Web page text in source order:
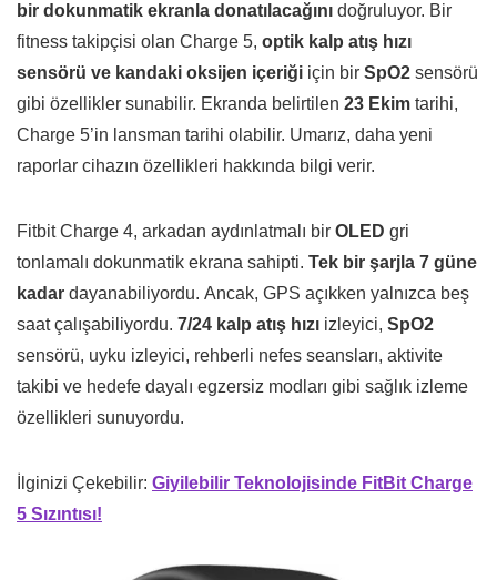
bir dokunmatik ekranla donatılacağını doğruluyor. Bir
fitness takipçisi olan Charge 5, optik kalp atış hızı
sensörü ve kandaki oksijen içeriği için bir SpO2 sensörü
gibi özellikler sunabilir. Ekranda belirtilen 23 Ekim tarihi,
Charge 5’in lansman tarihi olabilir. Umarız, daha yeni
raporlar cihazın özellikleri hakkında bilgi verir.
Fitbit Charge 4, arkadan aydınlatmalı bir OLED gri
tonlamalı dokunmatik ekrana sahipti. Tek bir şarjla 7 güne
kadar dayanabiliyordu. Ancak, GPS açıkken yalnızca beş
saat çalışabiliyordu. 7/24 kalp atış hızı izleyici, SpO2
sensörü, uyku izleyici, rehberli nefes seansları, aktivite
takibi ve hedefe dayalı egzersiz modları gibi sağlık izleme
özellikleri sunuyordu.
İlginizi Çekebilir: Giyilebilir Teknolojisinde FitBit Charge
5 Sızıntısı!